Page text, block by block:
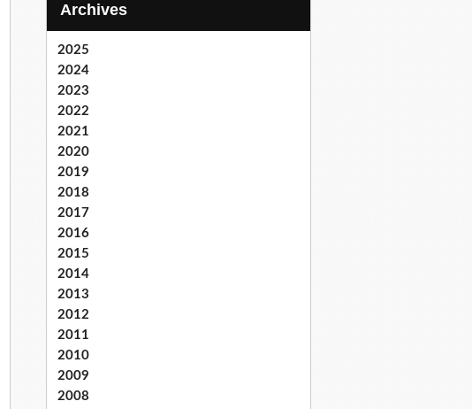
Archives
2025
2024
2023
2022
2021
2020
2019
2018
2017
2016
2015
2014
2013
2012
2011
2010
2009
2008